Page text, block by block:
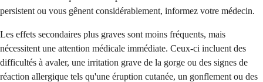
persistent ou vous gênent considérablement, informez votre médecin.
Les effets secondaires plus graves sont moins fréquents, mais
nécessitent une attention médicale immédiate. Ceux-ci incluent des
difficultés à avaler, une irritation grave de la gorge ou des signes de
réaction allergique tels qu'une éruption cutanée, un gonflement ou des